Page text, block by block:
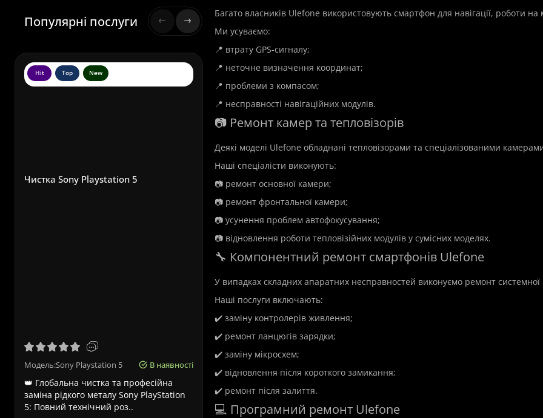
Популярні послуги
Hit Top New
Чистка Sony Playstation 5
Модель:Sony Playstation 5 В наявності
👑 Глобальна чистка та професійна
заміна рідкого металу Sony PlayStation
5: Повний технічний роз..
Hit Top New
Львові – вигідно та надійно 🛠️Ноутбуки
Asus – це потужні пристрої..
Багато власників Ulefone використовують смартфон для навігації, роботи на
Ми усуваємо:
📍 втрату GPS-сигналу;
📍 неточне визначення координат;
📍 проблеми з компасом;
📍 несправності навігаційних модулів.
📷 Ремонт камер та тепловізорів
Деякі моделі Ulefone обладнані тепловізорами та спеціалізованими
Наші спеціалісти виконують:
📷 ремонт основної камери;
📷 ремонт фронтальної камери;
📷 усунення проблем автофокусування;
📷 відновлення роботи тепловізійних модулів у сумісних моделях.
🔧 Компонентний ремонт смартфонів Ulefone
У випадках складних апаратних несправностей виконуємо ремонт системної
Наші послуги включають:
✔️ заміну контролерів живлення;
✔️ ремонт ланцюгів зарядки;
✔️ заміну мікросхем;
✔️ відновлення після короткого замикання;
✔️ ремонт після залиття.
💻 Програмний ремонт Ulefone